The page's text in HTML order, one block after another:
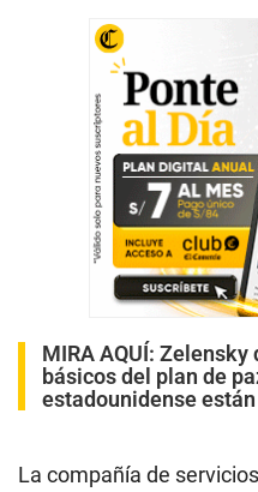
MIRA AQUÍ: Zelensky
básicos del plan de
estadounidense
La compañía de